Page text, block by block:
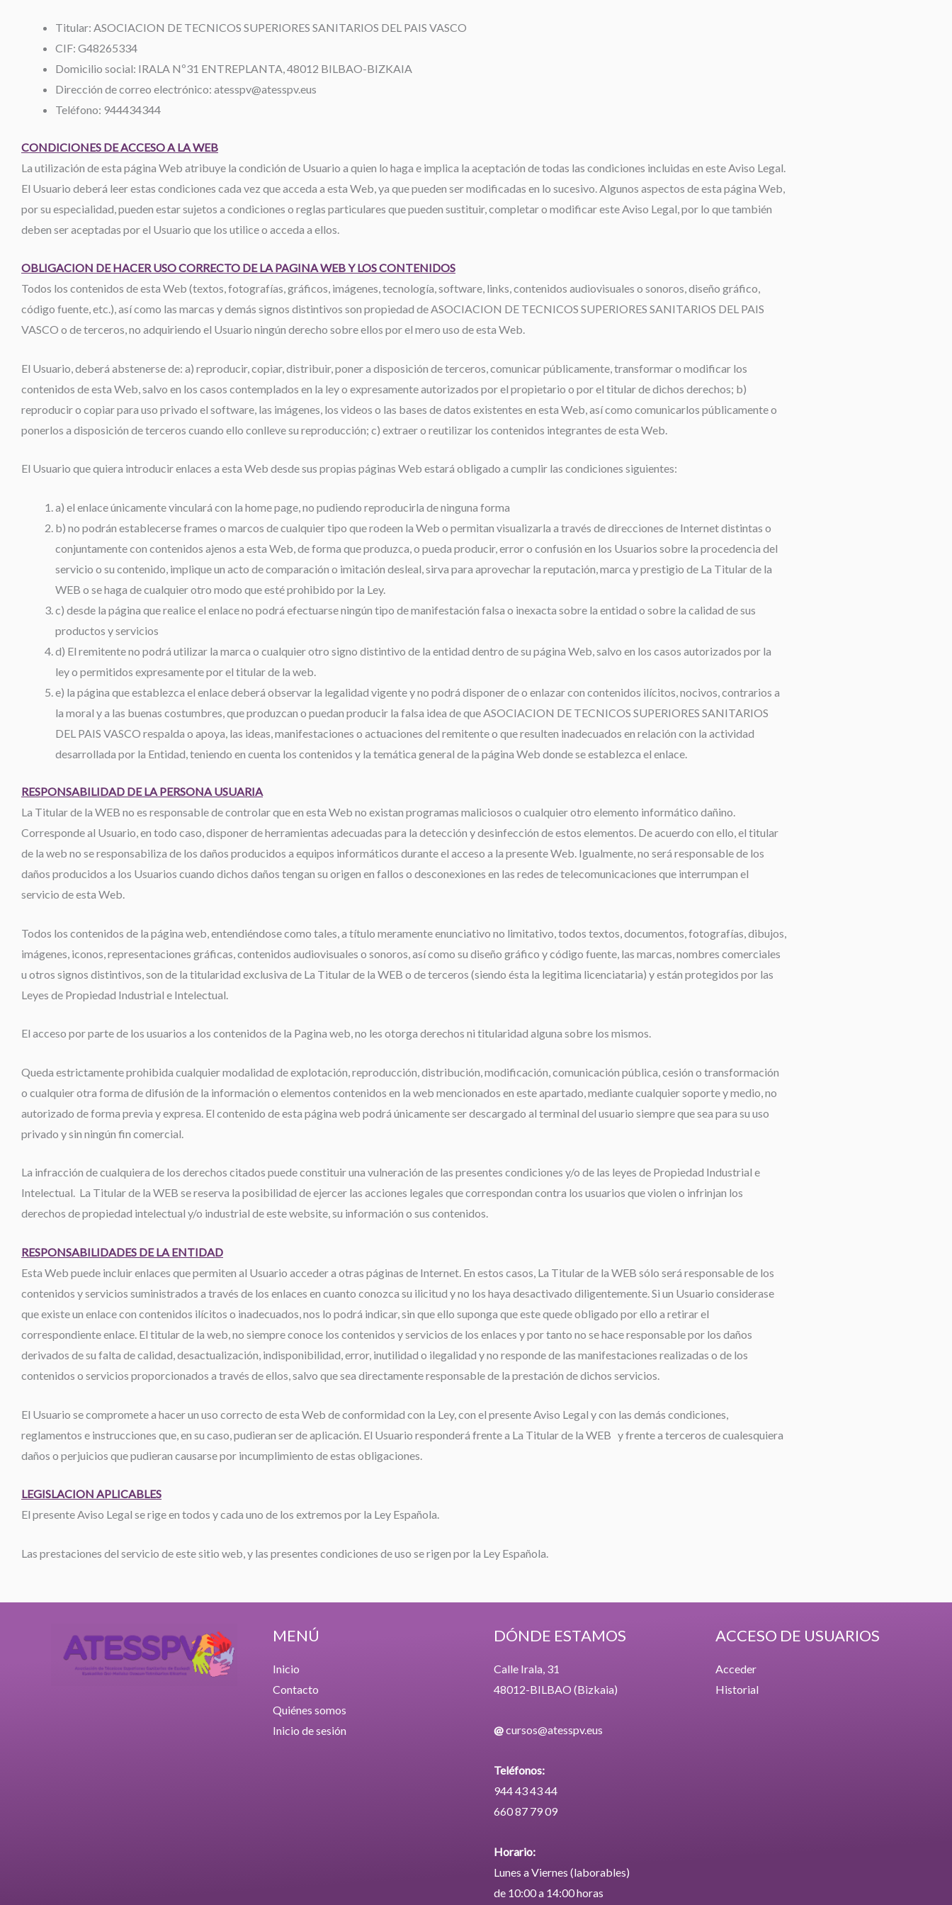
Titular: ASOCIACION DE TECNICOS SUPERIORES SANITARIOS DEL PAIS VASCO
CIF: G48265334
Domicilio social: IRALA Nº31 ENTREPLANTA, 48012 BILBAO-BIZKAIA
Dirección de correo electrónico: atesspv@atesspv.eus
Teléfono: 944434344
CONDICIONES DE ACCESO A LA WEB
La utilización de esta página Web atribuye la condición de Usuario a quien lo haga e implica la aceptación de todas las condiciones incluidas en este Aviso Legal.
El Usuario deberá leer estas condiciones cada vez que acceda a esta Web, ya que pueden ser modificadas en lo sucesivo. Algunos aspectos de esta página Web,
por su especialidad, pueden estar sujetos a condiciones o reglas particulares que pueden sustituir, completar o modificar este Aviso Legal, por lo que también
deben ser aceptadas por el Usuario que los utilice o acceda a ellos.
OBLIGACION DE HACER USO CORRECTO DE LA PAGINA WEB Y LOS CONTENIDOS
Todos los contenidos de esta Web (textos, fotografías, gráficos, imágenes, tecnología, software, links, contenidos audiovisuales o sonoros, diseño gráfico,
código fuente, etc.), así como las marcas y demás signos distintivos son propiedad de ASOCIACION DE TECNICOS SUPERIORES SANITARIOS DEL PAIS
VASCO o de terceros, no adquiriendo el Usuario ningún derecho sobre ellos por el mero uso de esta Web.
El Usuario, deberá abstenerse de: a) reproducir, copiar, distribuir, poner a disposición de terceros, comunicar públicamente, transformar o modificar los
contenidos de esta Web, salvo en los casos contemplados en la ley o expresamente autorizados por el propietario o por el titular de dichos derechos; b)
reproducir o copiar para uso privado el software, las imágenes, los videos o las bases de datos existentes en esta Web, así como comunicarlos públicamente o
ponerlos a disposición de terceros cuando ello conlleve su reproducción; c) extraer o reutilizar los contenidos integrantes de esta Web.
El Usuario que quiera introducir enlaces a esta Web desde sus propias páginas Web estará obligado a cumplir las condiciones siguientes:
a) el enlace únicamente vinculará con la home page, no pudiendo reproducirla de ninguna forma
b) no podrán establecerse frames o marcos de cualquier tipo que rodeen la Web o permitan visualizarla a través de direcciones de Internet distintas o
conjuntamente con contenidos ajenos a esta Web, de forma que produzca, o pueda producir, error o confusión en los Usuarios sobre la procedencia del
servicio o su contenido, implique un acto de comparación o imitación desleal, sirva para aprovechar la reputación, marca y prestigio de La Titular de la
WEB o se haga de cualquier otro modo que esté prohibido por la Ley.
c) desde la página que realice el enlace no podrá efectuarse ningún tipo de manifestación falsa o inexacta sobre la entidad o sobre la calidad de sus
productos y servicios
d) El remitente no podrá utilizar la marca o cualquier otro signo distintivo de la entidad dentro de su página Web, salvo en los casos autorizados por la
ley o permitidos expresamente por el titular de la web.
e) la página que establezca el enlace deberá observar la legalidad vigente y no podrá disponer de o enlazar con contenidos ilícitos, nocivos, contrarios a
la moral y a las buenas costumbres, que produzcan o puedan producir la falsa idea de que ASOCIACION DE TECNICOS SUPERIORES SANITARIOS
DEL PAIS VASCO respalda o apoya, las ideas, manifestaciones o actuaciones del remitente o que resulten inadecuados en relación con la actividad
desarrollada por la Entidad, teniendo en cuenta los contenidos y la temática general de la página Web donde se establezca el enlace.
RESPONSABILIDAD DE LA PERSONA USUARIA
La Titular de la WEB no es responsable de controlar que en esta Web no existan programas maliciosos o cualquier otro elemento informático dañino.
Corresponde al Usuario, en todo caso, disponer de herramientas adecuadas para la detección y desinfección de estos elementos. De acuerdo con ello, el titular
de la web no se responsabiliza de los daños producidos a equipos informáticos durante el acceso a la presente Web. Igualmente, no será responsable de los
daños producidos a los Usuarios cuando dichos daños tengan su origen en fallos o desconexiones en las redes de telecomunicaciones que interrumpan el
servicio de esta Web.
Todos los contenidos de la página web, entendiéndose como tales, a título meramente enunciativo no limitativo, todos textos, documentos, fotografías, dibujos,
imágenes, iconos, representaciones gráficas, contenidos audiovisuales o sonoros, así como su diseño gráfico y código fuente, las marcas, nombres comerciales
u otros signos distintivos, son de la titularidad exclusiva de La Titular de la WEB o de terceros (siendo ésta la legitima licenciataria) y están protegidos por las
Leyes de Propiedad Industrial e Intelectual.
El acceso por parte de los usuarios a los contenidos de la Pagina web, no les otorga derechos ni titularidad alguna sobre los mismos.
Queda estrictamente prohibida cualquier modalidad de explotación, reproducción, distribución, modificación, comunicación pública, cesión o transformación
o cualquier otra forma de difusión de la información o elementos contenidos en la web mencionados en este apartado, mediante cualquier soporte y medio, no
autorizado de forma previa y expresa. El contenido de esta página web podrá únicamente ser descargado al terminal del usuario siempre que sea para su uso
privado y sin ningún fin comercial.
La infracción de cualquiera de los derechos citados puede constituir una vulneración de las presentes condiciones y/o de las leyes de Propiedad Industrial e
Intelectual. La Titular de la WEB se reserva la posibilidad de ejercer las acciones legales que correspondan contra los usuarios que violen o infrinjan los
derechos de propiedad intelectual y/o industrial de este website, su información o sus contenidos.
RESPONSABILIDADES DE LA ENTIDAD
Esta Web puede incluir enlaces que permiten al Usuario acceder a otras páginas de Internet. En estos casos, La Titular de la WEB sólo será responsable de los
contenidos y servicios suministrados a través de los enlaces en cuanto conozca su ilicitud y no los haya desactivado diligentemente. Si un Usuario considerase
que existe un enlace con contenidos ilícitos o inadecuados, nos lo podrá indicar, sin que ello suponga que este quede obligado por ello a retirar el
correspondiente enlace. El titular de la web, no siempre conoce los contenidos y servicios de los enlaces y por tanto no se hace responsable por los daños
derivados de su falta de calidad, desactualización, indisponibilidad, error, inutilidad o ilegalidad y no responde de las manifestaciones realizadas o de los
contenidos o servicios proporcionados a través de ellos, salvo que sea directamente responsable de la prestación de dichos servicios.
El Usuario se compromete a hacer un uso correcto de esta Web de conformidad con la Ley, con el presente Aviso Legal y con las demás condiciones,
reglamentos e instrucciones que, en su caso, pudieran ser de aplicación. El Usuario responderá frente a La Titular de la WEB y frente a terceros de cualesquiera
daños o perjuicios que pudieran causarse por incumplimiento de estas obligaciones.
LEGISLACION APLICABLES
El presente Aviso Legal se rige en todos y cada uno de los extremos por la Ley Española.
Las prestaciones del servicio de este sitio web, y las presentes condiciones de uso se rigen por la Ley Española.
MENÚ
Inicio
Contacto
Quiénes somos
Inicio de sesión
DÓNDE ESTAMOS
Calle Irala, 31
48012-BILBAO (Bizkaia)
@cursos@atesspv.eus
Teléfonos:
944 43 43 44
660 87 79 09
Horario:
Lunes a Viernes (laborables)
de 10:00 a 14:00 horas
ACCESO DE USUARIOS
Acceder
Historial